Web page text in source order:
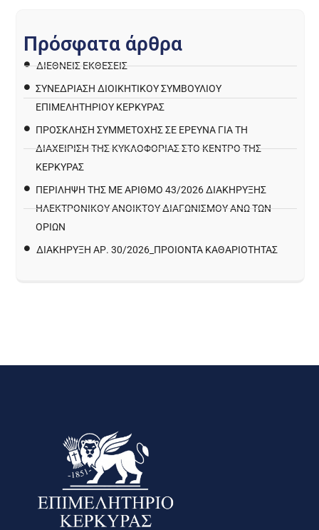
Πρόσφατα άρθρα
ΔΙΕΘΝΕΙΣ ΕΚΘΕΣΕΙΣ
ΣΥΝΕΔΡΙΑΣΗ ΔΙΟΙΚΗΤΙΚΟΥ ΣΥΜΒΟΥΛΙΟΥ
ΕΠΙΜΕΛΗΤΗΡΙΟΥ ΚΕΡΚΥΡΑΣ
ΠΡΌΣΚΛΗΣΗ ΣΥΜΜΕΤΟΧΉΣ ΣΕ ΈΡΕΥΝΑ ΓΙΑ ΤΗ
ΔΙΑΧΕΊΡΙΣΗ ΤΗΣ ΚΥΚΛΟΦΟΡΊΑΣ ΣΤΟ ΚΈΝΤΡΟ ΤΗΣ
ΚΈΡΚΥΡΑΣ
ΠΕΡΙΛΗΨΗ ΤΗΣ ΜΕ ΑΡΙΘΜΟ 43/2026 ΔΙΑΚΗΡΥΞΗΣ
ΗΛΕΚΤΡΟΝΙΚΟΥ ΑΝΟΙΚΤΟΥ ΔΙΑΓΩΝΙΣΜΟΥ ΑΝΩ ΤΩΝ
ΟΡΙΩΝ
ΔΙΑΚΉΡΥΞΗ ΑΡ. 30/2026_ΠΡΟΙΌΝΤΑ ΚΑΘΑΡΙΌΤΗΤΑΣ